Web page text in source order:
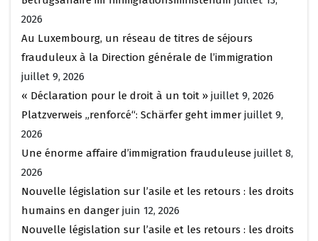
2026
Au Luxembourg, un réseau de titres de séjours
frauduleux à la Direction générale de l’immigration
juillet 9, 2026
« Déclaration pour le droit à un toit » juillet 9, 2026
Platzverweis „renforcé“: Schärfer geht immer juillet 9,
2026
Une énorme affaire d’immigration frauduleuse juillet 8,
2026
Nouvelle législation sur l’asile et les retours : les droits
humains en danger juin 12, 2026
Nouvelle législation sur l’asile et les retours : les droits